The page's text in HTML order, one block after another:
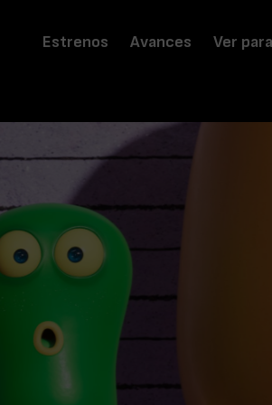
Estrenos Avances Ver